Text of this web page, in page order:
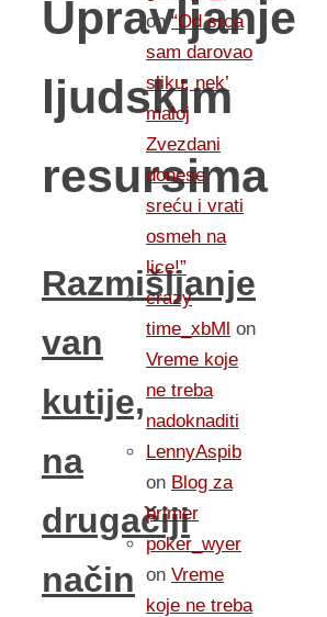
Upravljanje
ljudskim
resursima
Razmišljanje
van
kutije,
na
drugačiji
način
on“Od srca
sam darovao
sliku, nek’
maloj
Zvezdani
donese
sreću i vrati
osmeh na
lice!”
crazy
time_xbMl on
Vreme koje
ne treba
nadoknaditi
LennyAspib
on Blog za
primer
poker_wyer
on Vreme
koje ne treba